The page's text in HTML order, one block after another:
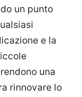
un punto
e la
una
rinnovare lo